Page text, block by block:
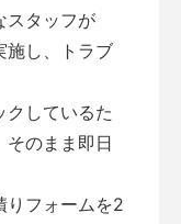
スタッフが
施し、トラブ
クしているた
そのまま即日
りフォームを2